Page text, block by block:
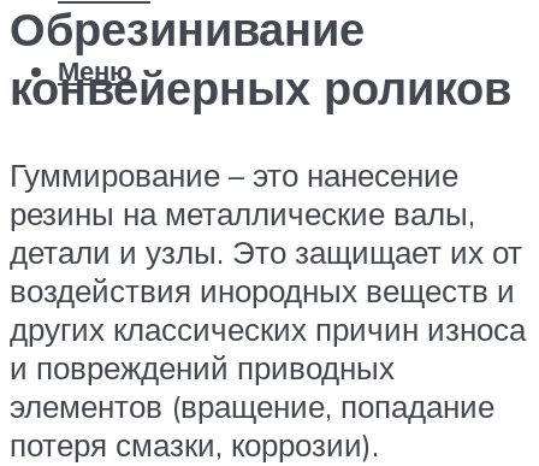
Меню
Обрезинивание
конвейерных роликов
Гуммирование – это нанесение
резины на металлические валы,
детали и узлы. Это защищает их от
воздействия инородных веществ и
других классических причин износа
и повреждений приводных
элементов (вращение, попадание
потеря смазки, коррозии).